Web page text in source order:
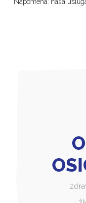
Napomena: naša